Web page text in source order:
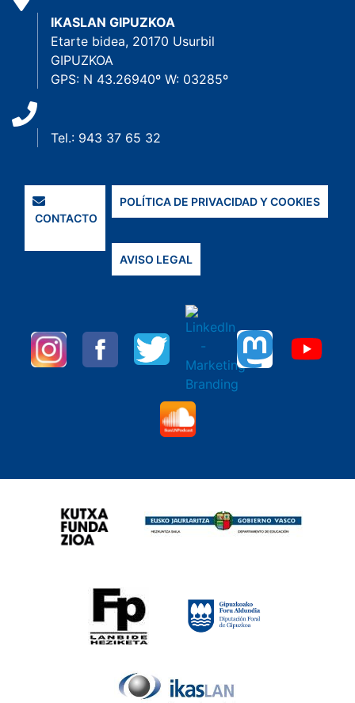
IKASLAN GIPUZKOA
Etarte bidea, 20170 Usurbil
GIPUZKOA
GPS: N 43.26940º W: 03285º
Tel.: 943 37 65 32
CONTACTO
POLÍTICA DE PRIVACIDAD Y COOKIES
AVISO LEGAL